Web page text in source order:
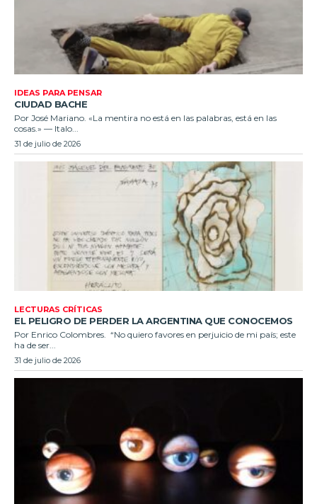
IDEAS PARA PENSAR
CIUDAD BACHE
Por José Mariano. «La mentira no está en las palabras, está en las
cosas.» — Italo...
31 de julio de 2026
LECTURAS CRÍTICAS
EL PELIGRO DE PERDER LA ARGENTINA QUE CONOCEMOS
Por Enrico Colombres. “No quiero favores en perjuicio de mi país; este
ha de ser...
31 de julio de 2026